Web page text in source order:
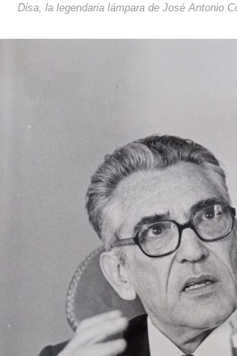
Disa, la legendaria lámpara de José Antonio